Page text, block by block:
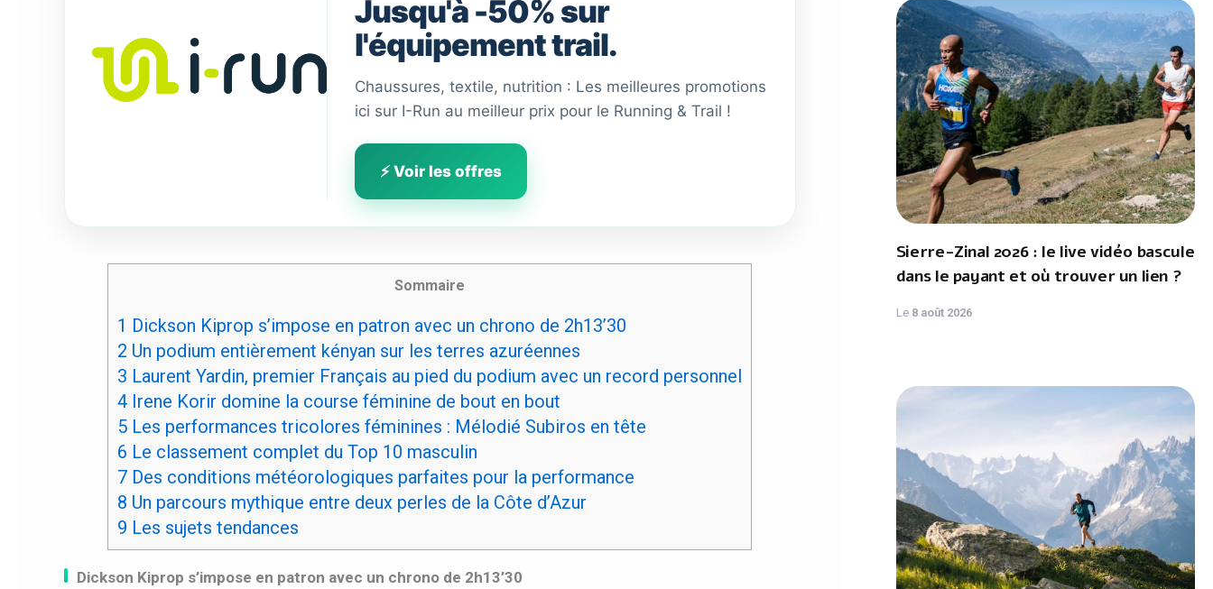
Jusqu'à -50% sur
l'équipement trail.
Chaussures, textile, nutrition : Les meilleures promotions
ici sur I-Run au meilleur prix pour le Running & Trail !
⚡ Voir les offres
Sommaire
1 Dickson Kiprop s’impose en patron avec un chrono de 2h13’30
2 Un podium entièrement kényan sur les terres azuréennes
3 Laurent Yardin, premier Français au pied du podium avec un record personnel
4 Irene Korir domine la course féminine de bout en bout
5 Les performances tricolores féminines : Mélodié Subiros en tête
6 Le classement complet du Top 10 masculin
7 Des conditions météorologiques parfaites pour la performance
8 Un parcours mythique entre deux perles de la Côte d’Azur
9 Les sujets tendances
Dickson Kiprop s’impose en patron avec un chrono de 2h13’30
Sierre-Zinal 2026 : le live vidéo bascule
dans le payant et où trouver un lien ?
Le 8 août 2026